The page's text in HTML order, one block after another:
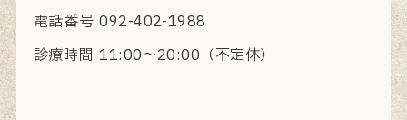
電話番号 092-402-1988
診療時間 11:00〜20:00（不定休）